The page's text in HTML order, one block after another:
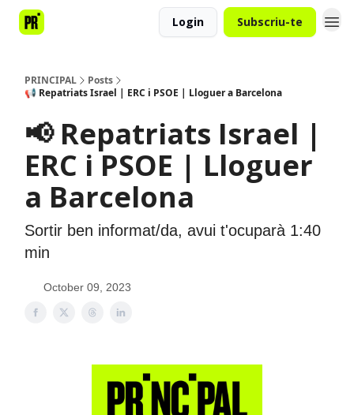
Login Subscriu-te
PRINCIPAL
Posts
📢 Repatriats Israel | ERC i PSOE | Lloguer a Barcelona
📢 Repatriats Israel |
ERC i PSOE | Lloguer
a Barcelona
Sortir ben informat/da, avui t'ocuparà 1:40
min
October 09, 2023